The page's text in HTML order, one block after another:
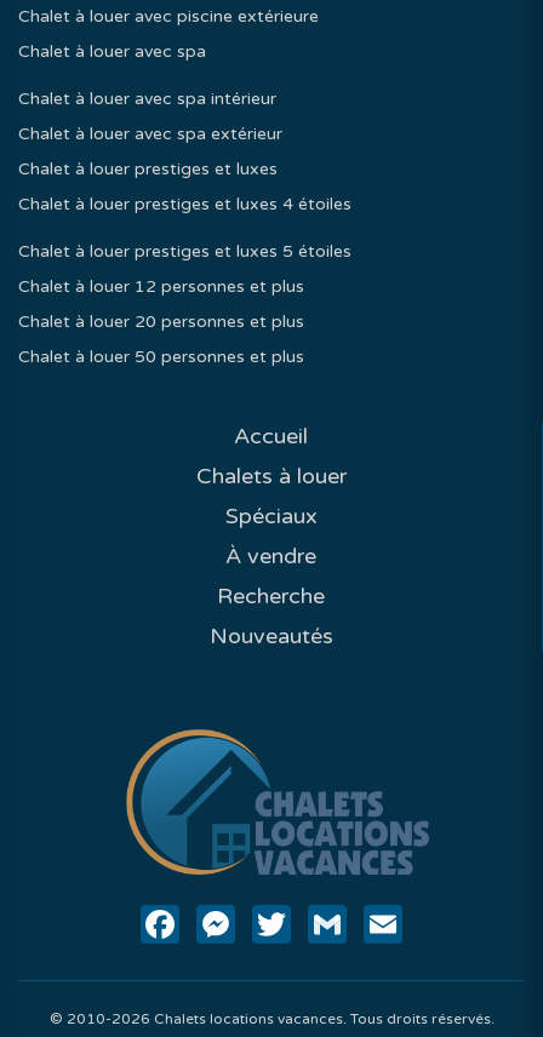
Chalet à louer avec piscine extérieure
Chalet à louer avec spa
Chalet à louer avec spa intérieur
Chalet à louer avec spa extérieur
Chalet à louer prestiges et luxes
Chalet à louer prestiges et luxes 4 étoiles
Chalet à louer prestiges et luxes 5 étoiles
Chalet à louer 12 personnes et plus
Chalet à louer 20 personnes et plus
Chalet à louer 50 personnes et plus
Accueil
Chalets à louer
Spéciaux
À vendre
Recherche
Nouveautés
FacebookMessenger
Twitter Gmail
© 2010-2026 Chalets locations vacances. Tous droits réservés.